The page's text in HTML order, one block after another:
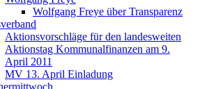
Wolfgang Freye über Transparenz
Aktionsvorschläge für den landesweiten
Aktionstag Kommunalfinanzen am 9.
April 2011
MV 13. April Einladung